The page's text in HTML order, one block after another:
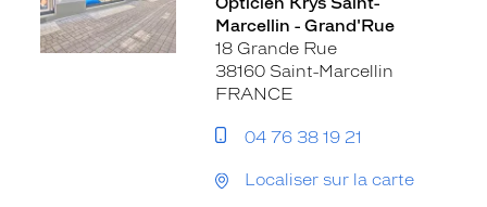
Marcellin - Grand'Rue
18 Grande Rue
38160 Saint-Marcellin
FRANCE
04 76 38 19 21
Localiser sur la carte